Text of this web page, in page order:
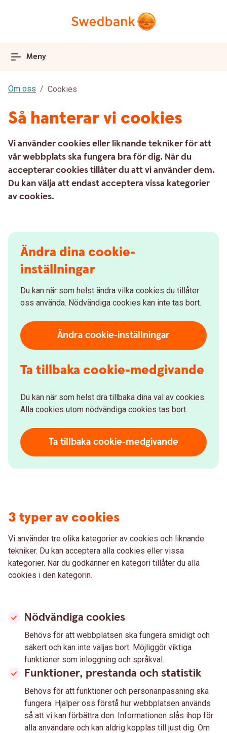
Meny
Om oss Cookies
Så hanterar vi cookies
Vi använder cookies eller liknande tekniker för att
vår webbplats ska fungera bra för dig. När du
accepterar cookies tillåter du att vi använder dem.
Du kan välja att endast acceptera vissa kategorier
av cookies.
Ändra dina cookie-
inställningar
Du kan när som helst ändra vilka cookies du tillåter
oss använda. Nödvändiga cookies kan inte tas bort.
Ändra cookie-inställningar
Ta tillbaka cookie-medgivande
Du kan när som helst dra tillbaka dina val av cookies.
Alla cookies utom nödvändiga cookies tas bort.
Ta tillbaka cookie-medgivande
3 typer av cookies
Vi använder tre olika kategorier av cookies och liknande
tekniker. Du kan acceptera alla cookies eller vissa
kategorier. När du godkänner en kategori tillåter du alla
cookies i den kategorin.
Nödvändiga cookies
Behövs för att webbplatsen ska fungera smidigt och
säkert och kan inte väljas bort. Möjliggör viktiga
funktioner som inloggning och språkval.
Funktioner, prestanda och statistik
Behövs för att funktioner och personanpassning ska
fungera. Hjälper oss förstå hur webbplatsen används
så att vi kan förbättra den. Informationen slås ihop för
alla användare och kan aldrig kopplas till just dig. Om